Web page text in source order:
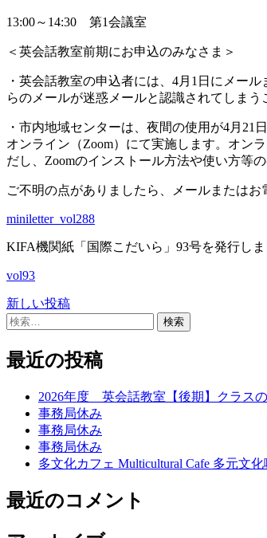
13:00～14:30 第1会議室
＜英会話教室前期にお申込のみなさま＞
・英会話教室の申込者には、4月1日にメー
らのメールが迷惑メールと認識されてしま
・市内地域センターは、夜間の使用が4月
オンライン（Zoom）にて実施します。オン
だし、Zoomのインストール方法や使い方等
ご不明の点がありましたら、メールまたはお
miniletter_vol288
KIFA機関紙「国際こだいら」93号を発行しま
vol93
投
稿
ナ
ョ
ン
新しい投稿
検
最近の投稿
2026年度 英会話教室【後期】クラス
事務局休み
事務局休み
事務局休み
多文化カフェ Multicultural Cafe 多元文化
最近のコメント